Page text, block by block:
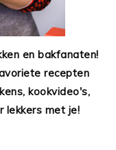
en bakfanaten!
recepten
kookvideo's,
lekkers met je!